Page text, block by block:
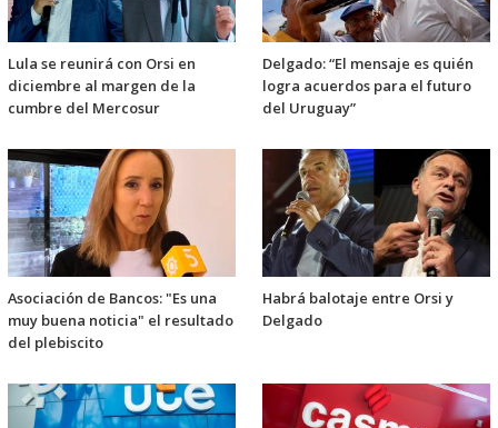
Lula se reunirá con Orsi en
diciembre al margen de la
cumbre del Mercosur
Delgado: “El mensaje es quién
logra acuerdos para el futuro
del Uruguay”
Asociación de Bancos: "Es una
muy buena noticia" el resultado
del plebiscito
Habrá balotaje entre Orsi y
Delgado